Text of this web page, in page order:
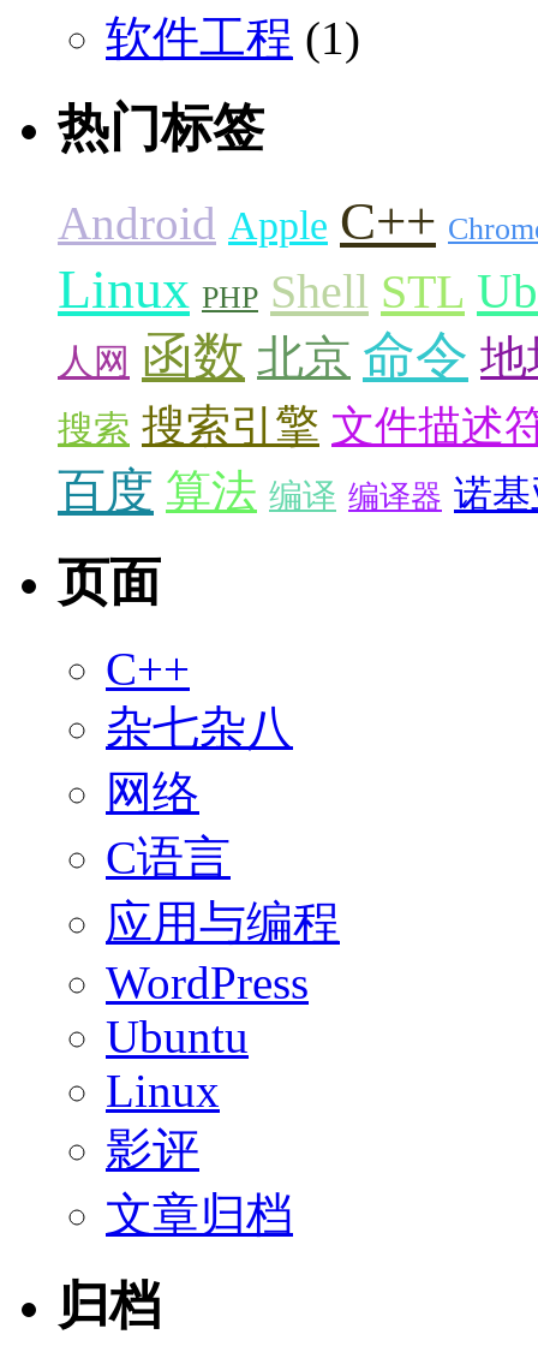
软件工程 (1)
热门标签
Android Apple C++
Linux PHP Shell STL
人网 函数 北京 命令 地
搜索 搜索引擎 文件描述
百度 算法 编译 编译器 诺
页面
C++
杂七杂八
网络
C语言
应用与编程
WordPress
Ubuntu
Linux
影评
文章归档
归档